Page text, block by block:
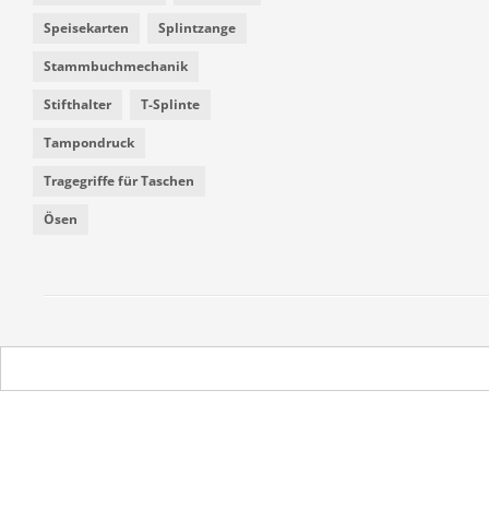
Speisekarten Splintzange
Stammbuchmechanik
Stifthalter T-Splinte
Tampondruck
Tragegriffe für Taschen
Ösen